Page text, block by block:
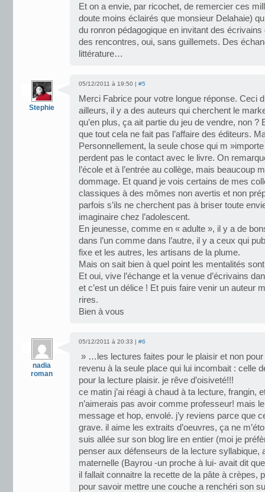
Et on a envie, par ricochet, de remercier ces
doute moins éclairés que monsieur Delahaie)
du ronron pédagogique en invitant des
des rencontres, oui, sans guillemets. Des
littérature…
Stephie
05/12/2011 à 19:50 | #5
Merci Fabrice pour votre longue réponse. Ceci
ailleurs, il y a des auteurs qui cherchent le
qu’en plus, ça ait partie du jeu de vendre, non
que tout cela ne fait pas l’affaire des éditeurs.
Personnellement, la seule chose qui m
perdent pas le contact avec le livre. On
l’école et à l’entrée au collège, mais beaucoup
dommage. Et quand je vois certains de mes
classiques à des mômes non avertis et non
parfois s’ils ne cherchent pas à briser toute
imaginaire chez l’adolescent.
En jeunesse, comme en « adulte », il y a de
dans l’un comme dans l’autre, il y a ceux qui
fixe et les autres, les artisans de la plume.
Mais on sait bien à quel point les mentalités
Et oui, vive l’échange et la venue d’écrivains
et c’est un délice ! Et puis faire venir un auteur
rires.
Bien à vous
nadia
roman
05/12/2011 à 20:33 | #6
» …les lectures faites pour le plaisir et non pour
revenu à la seule place qui lui incombait : celle
pour la lecture plaisir. je rêve d’oisiveté!!!
ce matin j’ai réagi à chaud à ta lecture, frangin,
n’aimerais pas avoir comme professeur! mais
message et hop, envolé. j’y reviens parce que
grave. il aime les extraits d’oeuvres, ça ne
suis allée sur son blog lire en entier (moi je
penser aux défenseurs de la lecture syllabique,
maternelle (Bayrou -un proche à lui- avait dit
il fallait connaitre la recette de la pâte à crèpes,
pour savoir mettre une couche a renchéri son